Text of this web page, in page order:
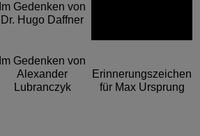
Im Gedenken von
Dr. Hugo Daffner
Im Gedenken von
Alexander
Lubranczyk
Erinnerungszeichen
für Max Ursprung